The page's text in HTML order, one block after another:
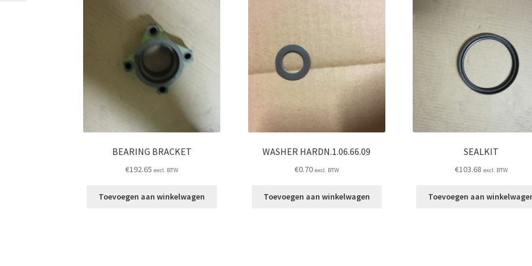
BEARING BRACKET
€192.65 excl. BTW
Toevoegen aan winkelwagen
WASHER HARDN.1.06.66.09
€0.70 excl. BTW
Toevoegen aan winkelwagen
SEALKIT
€103.68 excl. BTW
Toevoegen aan